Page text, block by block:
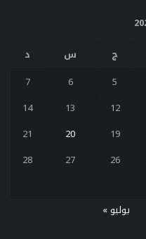
ج س د
يوليو »
5
6
7
12
13
14
19
20
21
26
27
28